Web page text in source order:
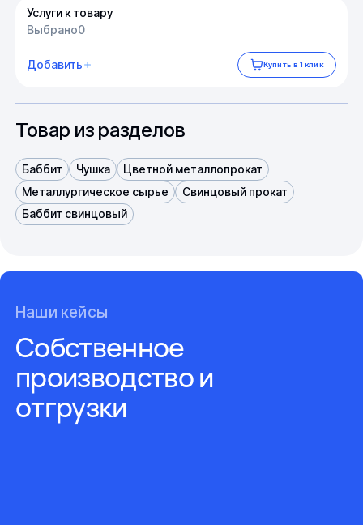
Услуги к товару
Выбрано0
Добавить Купить в 1 клик
Товар из разделов
Баббит Чушка
Цветной металлопрокат
Металлургическое сырье
Свинцовый прокат
Баббит свинцовый
Наши кейсы
Собственное
производство и
отгрузки